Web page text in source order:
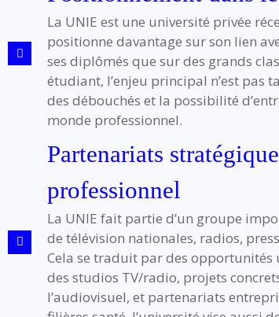
La UNIE est une université privée
positionne davantage sur son lien
ses diplômés que sur des grands
étudiant, l’enjeu principal n’est
des débouchés et la possibilité
monde professionnel.
Partenariats
professionnel
La UNIE fait partie d’un groupe
de télévision nationales, radios,
Cela se traduit par des opportunités
des studios TV/radio, projets
l’audiovisuel, et partenariats